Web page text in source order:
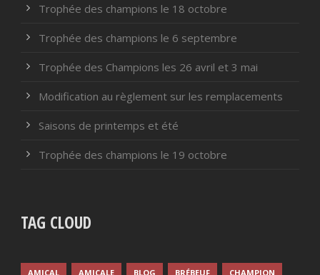
Trophée des champions le 18 octobre
Trophée des champions le 6 septembre
Trophée des Champions les 26 avril et 3 mai
Modification au règlement sur les remplacements
Saisons de printemps et été
Trophée des champions le 19 octobre
TAG CLOUD
AMICAL AMICALE BLOG BRÉBEUF CHAMPION